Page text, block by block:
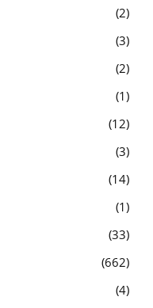
2
3
2
1
12
3
14
1
33
662
4